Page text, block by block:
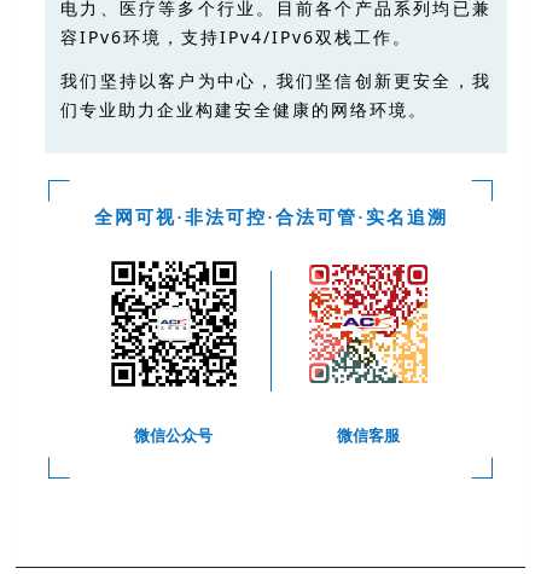
电力、医疗等多个行业。目前各个产品系列均已兼
容IPv6环境，支持IPv4/IPv6双栈工作。
我们坚持以客户为中心，我们坚信创新更安全，我
们专业助力企业构建安全健康的网络环境。
全网可视·非法可控·合法可管·实名追溯
微信公众号 微信客服